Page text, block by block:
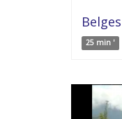
25 min '